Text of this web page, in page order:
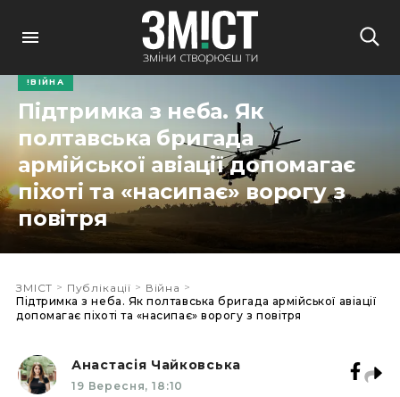
ВІЙНА
Підтримка з неба. Як
полтавська бригада
армійської авіації допомагає
піхоті та «насипає» ворогу з
повітря
ЗМІСТ > Публікації > Війна >
Підтримка з неба. Як полтавська бригада армійської авіації
допомагає піхоті та «насипає» ворогу з повітря
Анастасія Чайковська
19 Вересня, 18:10